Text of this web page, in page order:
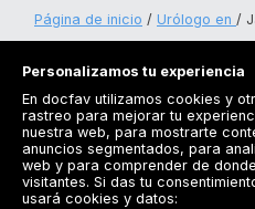
Página de inicio Urólogo en
Docfav
Personalizamos tu experiencia
En docfav utilizamos cookies y
rastreo para mejorar tu
nuestra web, para mostrarte
anuncios segmentados, para
web y para comprender de
visitantes. Si das tu
usará cookies y datos: